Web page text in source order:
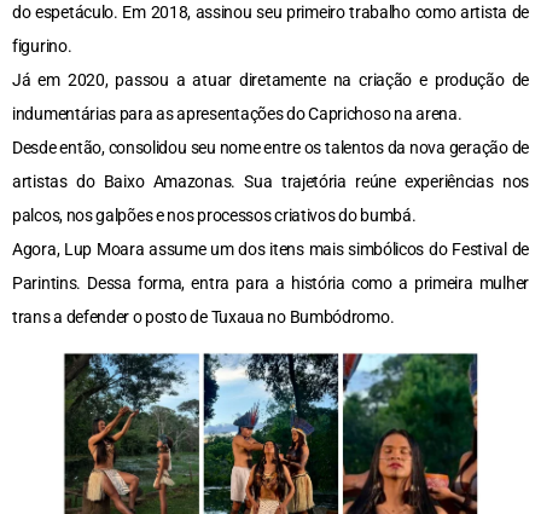
do espetáculo. Em 2018, assinou seu primeiro trabalho como artista de
figurino.
Já em 2020, passou a atuar diretamente na criação e produção de
indumentárias para as apresentações do Caprichoso na arena.
Desde então, consolidou seu nome entre os talentos da nova geração de
artistas do Baixo Amazonas. Sua trajetória reúne experiências nos
palcos, nos galpões e nos processos criativos do bumbá.
Agora, Lup Moara assume um dos itens mais simbólicos do Festival de
Parintins. Dessa forma, entra para a história como a primeira mulher
trans a defender o posto de Tuxaua no Bumbódromo.